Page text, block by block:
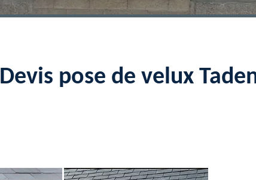
Devis pose de velux